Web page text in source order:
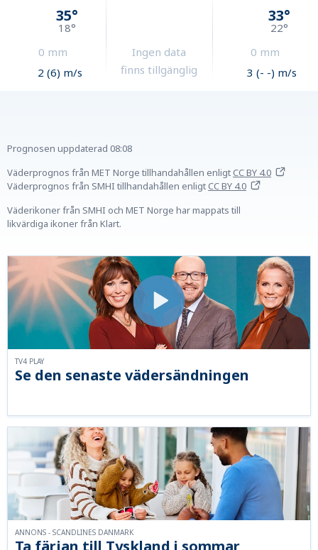
35°
18°
0 mm
2 (6) m/s
Ingen data
finns tillgänglig
33°
22°
0 mm
3 (- -) m/s
Prognosen uppdaterad 08:08
Väderprognos från MET Norge tillhandahållen enligtCC BY 4.0
Väderprognos från SMHI tillhandahållen enligtCC BY 4.0
Väderikoner från SMHI och MET Norge har mappats till
likvärdiga ikoner från Klart.
Se den senaste vädersändningen
TV4 PLAY
ANNONS - SCANDLINES DANMARK